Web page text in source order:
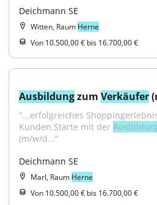
Deichmann SE
Witten, Raum Herne
Von 10.500,00 € bis 16.700,00 €
Ausbildung zum Verkäufer
"...erfolgreiches
Kunden.Starte mit der
(m/w/d..."
Deichmann SE
Marl, Raum Herne
Von 10.500,00 € bis 16.700,00 €